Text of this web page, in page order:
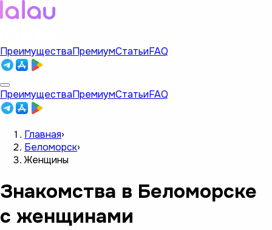
ПреимуществаПремиумСтатьиFAQ
ПреимуществаПремиумСтатьиFAQ
Главная›
Беломорск›
Женщины
Знакомства в Беломорске
с женщинами